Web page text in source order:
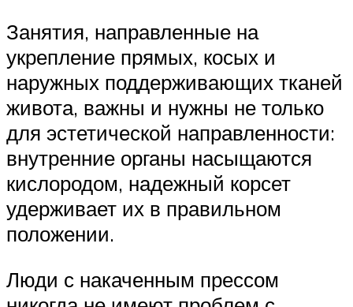
Занятия, направленные на
укрепление прямых, косых и
наружных поддерживающих тканей
живота, важны и нужны не только
для эстетической направленности:
внутренние органы насыщаются
кислородом, надежный корсет
удерживает их в правильном
положении.
Люди с накаченным прессом